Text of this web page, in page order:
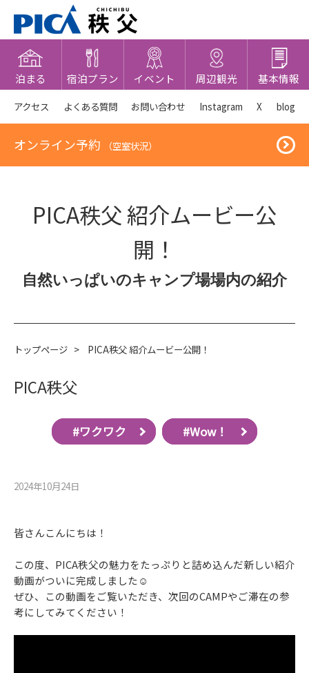
泊まる 宿泊プラン イベント 周辺観光 基本情報
アクセス よくある質問 お問い合わせ Instagram X blog
オンライン予約 （空室状況）
PICA秩父 紹介ムービー公
開！
自然いっぱいのキャンプ場場内の紹介
トップページ > PICA秩父 紹介ムービー公開！
PICA秩父
#ワクワク #Wow！
2024年10月24⽇
皆さんこんにちは！
この度、PICA秩父の魅力をたっぷりと詰め込んだ新しい紹介
動画がついに完成しました☺
ぜひ、この動画をご覧いただき、次回のCAMPやご滞在の参
考にしてみてください！